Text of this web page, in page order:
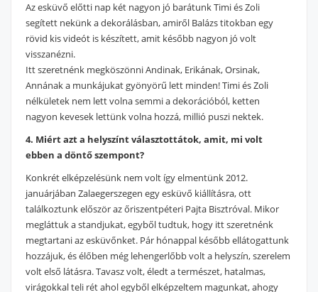
Az esküvő előtti nap két nagyon jó barátunk Timi és Zoli
segített nekünk a dekorálásban, amiről Balázs titokban egy
rövid kis videót is készített, amit később nagyon jó volt
visszanézni.
Itt szeretnénk megköszönni Andinak, Erikának, Orsinak,
Annának a munkájukat gyönyörű lett minden! Timi és Zoli
nélkületek nem lett volna semmi a dekorációból, ketten
nagyon kevesek lettünk volna hozzá, millió puszi nektek.
4. Miért azt a helyszínt választottátok, amit, mi volt
ebben a döntő szempont?
Konkrét elképzelésünk nem volt így elmentünk 2012.
januárjában Zalaegerszegen egy esküvő kiállításra, ott
találkoztunk először az őriszentpéteri Pajta Bisztróval. Mikor
megláttuk a standjukat, egyből tudtuk, hogy itt szeretnénk
megtartani az esküvőnket. Pár hónappal később ellátogattunk
hozzájuk, és élőben még lehengerlőbb volt a helyszín, szerelem
volt első látásra. Tavasz volt, éledt a természet, hatalmas,
virágokkal teli rét ahol egyből elképzeltem magunkat, ahogy